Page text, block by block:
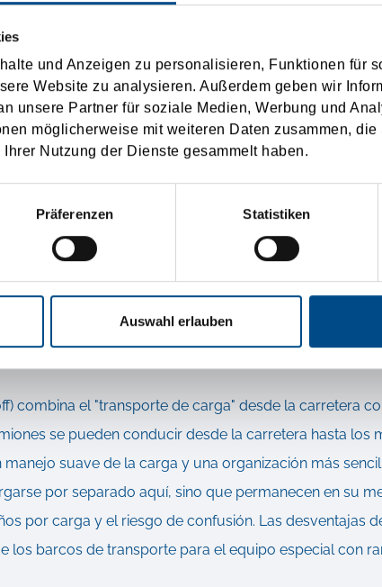
und Anzeigen zu personalisieren, Funktionen für
Website zu analysieren. Außerdem geben wir
unsere Partner für soziale Medien, Werbung und
möglicherweise mit weiteren Daten zusammen,
Nutzung der Dienste gesammelt haben.
Präferenzen Statistiken
Auswahl erlauben
escape lo más baja posible, se han desarrollado
en el que el camión se carga en el tren, por así
goza de una popularidad cada vez mayor, ya que
en los otros elementos de este mundo y está disponible
uno de los tipos de transporte de mercancías y
más el envío de carga
RoRo
combina el "transporte de carga" desde la carretera
se pueden conducir desde la carretera hasta los
suave de la carga y una organización más
por separado aquí, sino que permanecen en su
por carga y el riesgo de confusión. Las desventajas
los barcos de transporte para el equipo especial con